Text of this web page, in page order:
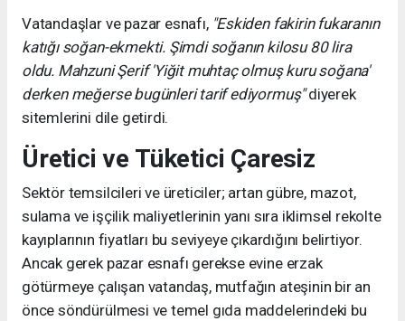
Vatandaşlar ve pazar esnafı, "Eskiden fakirin fukaranın
katığı soğan-ekmekti. Şimdi soğanın kilosu 80 lira
oldu. Mahzuni Şerif 'Yiğit muhtaç olmuş kuru soğana'
derken meğerse bugünleri tarif ediyormuş"diyerek
sitemlerini dile getirdi.
Üretici ve Tüketici Çaresiz
Sektör temsilcileri ve üreticiler; artan gübre, mazot,
sulama ve işçilik maliyetlerinin yanı sıra iklimsel rekolte
kayıplarının fiyatları bu seviyeye çıkardığını belirtiyor.
Ancak gerek pazar esnafı gerekse evine erzak
götürmeye çalışan vatandaş, mutfağın ateşinin bir an
önce söndürülmesi ve temel gıda maddelerindeki bu